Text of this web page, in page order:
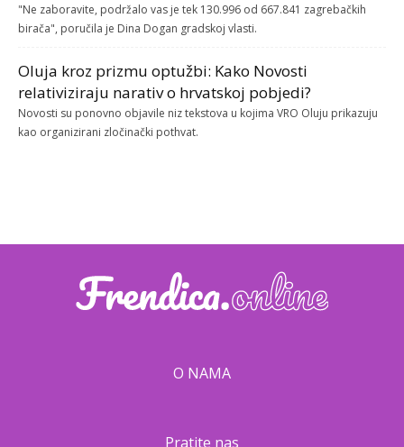
"Ne zaboravite, podržalo vas je tek 130.996 od 667.841 zagrebačkih
birača", poručila je Dina Dogan gradskoj vlasti.
Oluja kroz prizmu optužbi: Kako Novosti
relativiziraju narativ o hrvatskoj pobjedi?
Novosti su ponovno objavile niz tekstova u kojima VRO Oluju prikazuju
kao organizirani zločinački pothvat.
O NAMA
Pratite nas